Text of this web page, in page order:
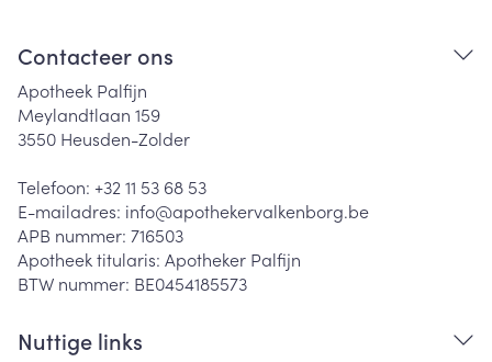
Contacteer ons
Apotheek Palfijn
Meylandtlaan 159
3550 Heusden-Zolder
Telefoon: +32 11 53 68 53
E-mailadres: info@apothekervalkenborg.be
APB nummer: 716503
Apotheek titularis: Apotheker Palfijn
BTW nummer: BE0454185573
Nuttige links